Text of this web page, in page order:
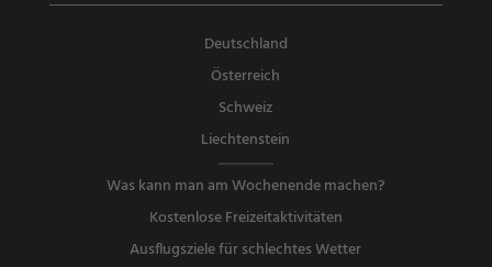
Deutschland
Österreich
Schweiz
Liechtenstein
Was kann man am Wochenende machen?
Kostenlose Freizeitaktivitäten
Ausflugsziele für schlechtes Wetter